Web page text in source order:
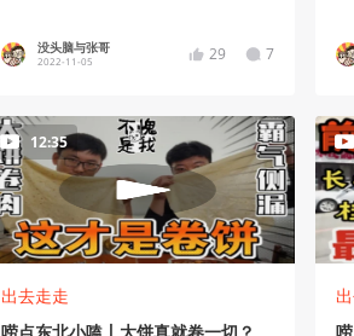
没头脑与张哥
2022-11-05 29 7
12:35
出去走走
唠点东北小嗑丨大饼真就卷一切？